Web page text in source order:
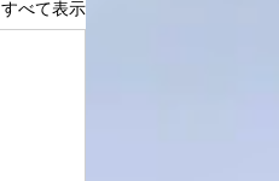
すべて表示